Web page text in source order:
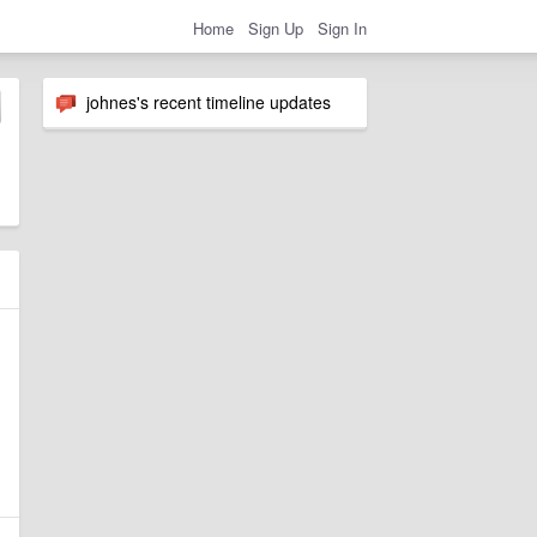
Home Sign Up Sign In
johnes's recent timeline updates